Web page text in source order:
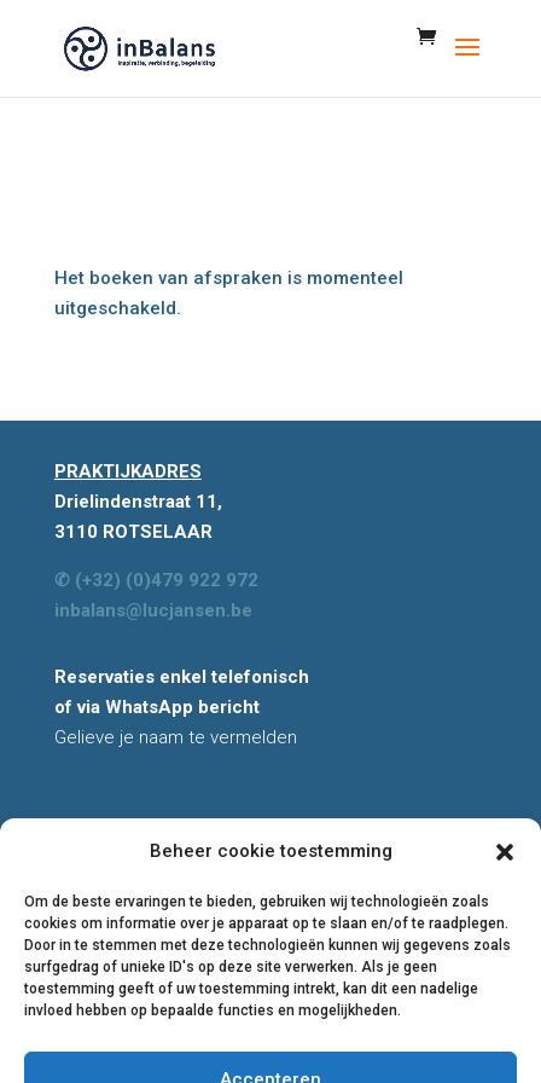
Beheer cookie toestemming
Om de beste ervaringen te bieden, gebruiken wij technologieën zoals
cookies om informatie over je apparaat op te slaan en/of te raadplegen.
Door in te stemmen met deze technologieën kunnen wij gegevens zoals
surfgedrag of unieke ID's op deze site verwerken. Als je geen
toestemming geeft of uw toestemming intrekt, kan dit een nadelige
invloed hebben op bepaalde functies en mogelijkheden.
Het boeken van afspraken is momenteel
uitgeschakeld.
PRAKTIJKADRES
Drielindenstraat 11,
3110 ROTSELAAR
✆ (+32) (0)479 922 972
inbalans@lucjansen.be
Reservaties enkel telefonisch
of via WhatsApp bericht
Gelieve je naam te vermelden
All rights reserved
Privacyverklaring
Cookiebeleid
Algemene voorwaarden